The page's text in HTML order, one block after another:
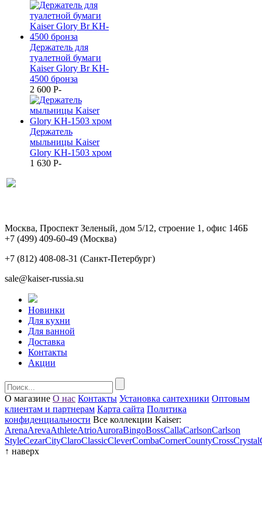
Держатель для
туалетной бумаги
Kaiser Glory Br KH-
4500 бронза
2 600 P-
Держатель
мыльницы Kaiser
Glory KH-1503 хром
1 630 P-
Москва, Проспект Зеленый, дом 5/12, строение 1, офис 146Б
+7 (499) 409-60-49 (Москва)
+7 (812) 408-08-31 (Санкт-Петербург)
sale@kaiser-russia.su
Новинки
Для кухни
Для ванной
Доставка
Контакты
Акции
О магазине О нас Контакты Установка сантехники Оптовым
клиентам и партнерам Карта сайта Политика
конфиденциальности Все коллекции Kaiser:
ArenaArevaAthleteAtrioAuroraBingoBossCallaCarlsonCarlson
StyleCezarCityClaroClassicCleverCombaCornerCountyCrossCrystal
↑ наверх